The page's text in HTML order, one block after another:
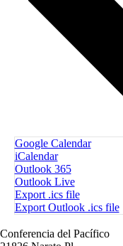
Google Calendar
iCalendar
Outlook 365
Outlook Live
Export .ics file
Export Outlook .ics file
Conferencia del Pacífico